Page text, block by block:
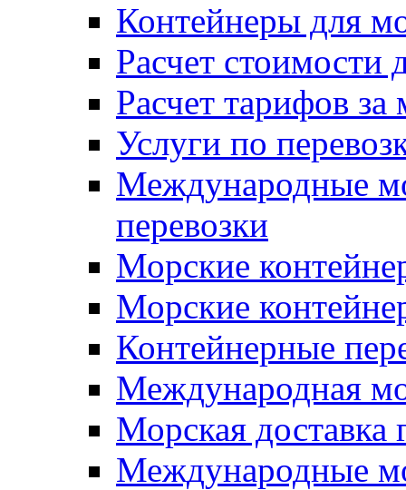
Контейнеры для
Расчет стоимости
Расчет тарифов за
Услуги по
Международные
перевозки
Морские
Морские
Контейнерные
Международная
Морская доставка
Международные